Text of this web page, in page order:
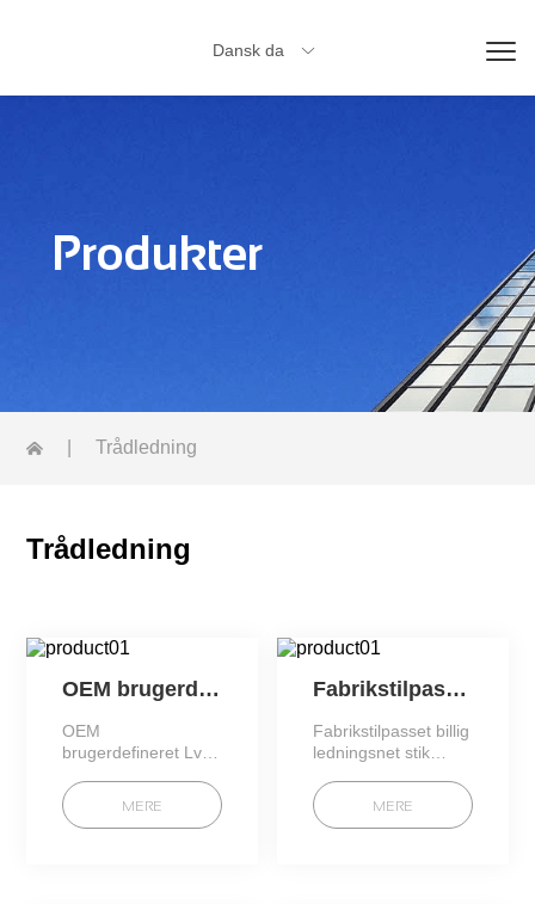
Dansk da 
Produkter
Trådledning
Trådledning
OEM brugerdefineret Lvds kabel 30Pin han til kvindelig I-PEX 20346 LCD LVDS kabel sele
OEM
brugerdefineret Lvds
kvindelig I-PEX
20346 LCD LVDS
MERE
Fabrikstilpasset billig ledningsnet stik industrielt udstyr datalinje elektronisk lcd lvds kabel (os
Fabrikstilpasset billig
ledningsnet stik
datalinje elektronisk
lcd lvds kabel
MERE